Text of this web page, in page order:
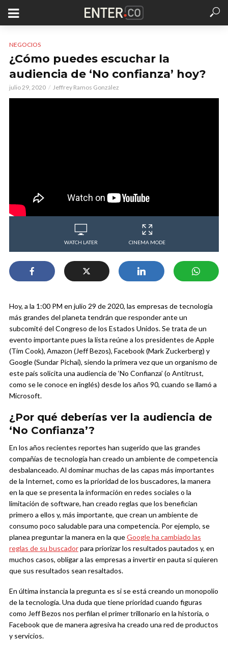
NEGOCIOS
¿Cómo puedes escuchar la
audiencia de ‘No confianza’ hoy?
julio 29, 2020 Jeffrey Ramos González
WATCH LATER CINEMA MODE
Hoy, a la 1:00 PM en julio 29 de 2020, las empresas de tecnología
más grandes del planeta tendrán que responder ante un
subcomité del Congreso de los Estados Unidos. Se trata de un
evento importante pues la lista reúne a los presidentes de Apple
(Tim Cook), Amazon (Jeff Bezos), Facebook (Mark Zuckerberg) y
Google (Sundar Pichai), siendo la primera vez que un organismo de
este país solicita una audiencia de ‘No Confianza’ (o Antitrust,
como se le conoce en inglés) desde los años 90, cuando se llamó a
Microsoft.
¿Por qué deberías ver la audiencia de
‘No Confianza’?
En los años recientes reportes han sugerido que las grandes
compañías de tecnología han creado un ambiente de competencia
desbalanceado. Al dominar muchas de las capas más importantes
de la Internet, como es la prioridad de los buscadores, la manera
en la que se presenta la información en redes sociales o la
limitación de software, han creado reglas que los benefician
primero a ellos y, más importante, que crean un ambiente de
consumo poco saludable para una competencia. Por ejemplo, se
planea preguntar la manera en la queGoogle ha cambiado las
reglas de su buscadorpara priorizar los resultados pautados y, en
muchos casos, obligar a las empresas a invertir en pauta si quieren
que sus resultados sean resaltados.
En última instancia la pregunta es si se está creando un monopolio
de la tecnología. Una duda que tiene prioridad cuando figuras
como Jeff Bezos nos perfilan el primer trillonario en la historia, o
Facebook que de manera agresiva ha creado una red de productos
y servicios.